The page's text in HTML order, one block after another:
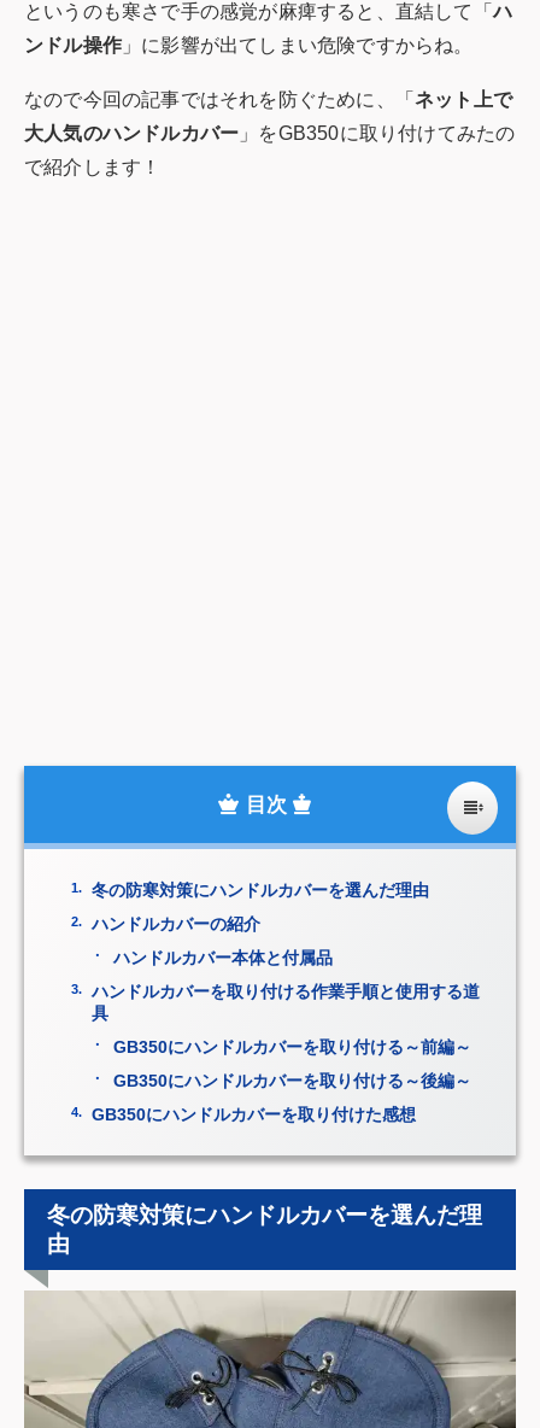
というのも寒さで手の感覚が麻痺すると、直結して「ハ
ンドル操作 」に影響が出てしまい危険ですからね。
なので今回の記事ではそれを防ぐために、「 ネット上で
大人気のハンドルカバー 」をGB350に取り付けてみたの
で紹介します！
冬の防寒対策にハンドルカバーを選んだ理由
ハンドルカバーの紹介
ハンドルカバー本体と付属品
ハンドルカバーを取り付ける作業手順と使用する道
具
GB350にハンドルカバーを取り付ける～前編～
GB350にハンドルカバーを取り付ける～後編～
GB350にハンドルカバーを取り付けた感想
冬の防寒対策にハンドルカバーを選んだ理
由